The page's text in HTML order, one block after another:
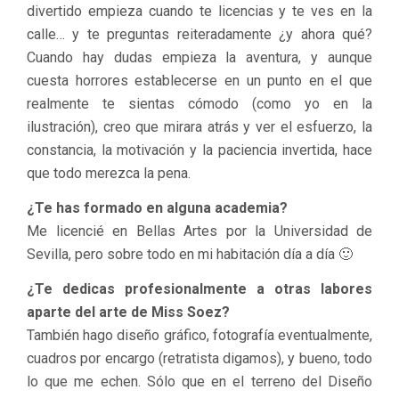
divertido empieza cuando te licencias y te ves en la
calle… y te preguntas reiteradamente ¿y ahora qué?
Cuando hay dudas empieza la aventura, y aunque
cuesta horrores establecerse en un punto en el que
realmente te sientas cómodo (como yo en la
ilustración), creo que mirara atrás y ver el esfuerzo, la
constancia, la motivación y la paciencia invertida, hace
que todo merezca la pena.
¿Te has formado en alguna academia?
Me licencié en Bellas Artes por la Universidad de
Sevilla, pero sobre todo en mi habitación día a día 🙂
¿Te dedicas profesionalmente a otras labores
aparte del arte de Miss Soez?
También hago diseño gráfico, fotografía eventualmente,
cuadros por encargo (retratista digamos), y bueno, todo
lo que me echen. Sólo que en el terreno del Diseño